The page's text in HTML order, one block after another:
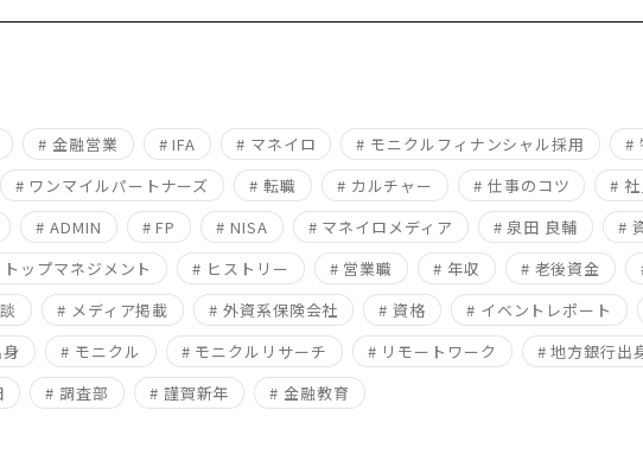
# 金融営業 # IFA # マネイロ # モニクルフィナンシャル採用
#
# ワンマイルパートナーズ # 転職 # カルチャー # 仕事のコツ
#
# ADMIN # FP # NISA # マネイロメディア # 泉田 良輔
#
ップマネジメント # ヒストリー # 営業職 # 年収 # 老後資金
# メディア掲載 # 外資系保険会社 # 資格 # イベントレポート
# モニクル # モニクルリサーチ # リモートワーク
# 地方銀行出
# 調査部 # 謹賀新年 # 金融教育